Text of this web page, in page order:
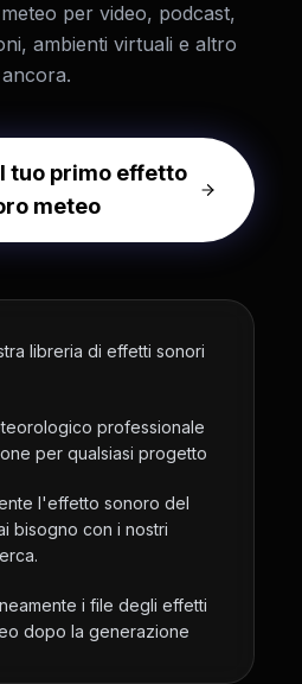
per video, podcast,
ambienti virtuali e altro
ancora.
tuo primo effetto
meteo
libreria di effetti sonori
professionale
per qualsiasi progetto
l'effetto sonoro del
bisogno con i nostri
i file degli effetti
dopo la generazione